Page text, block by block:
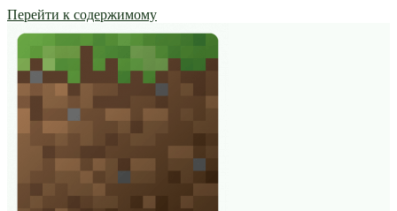
Перейти к содержимому